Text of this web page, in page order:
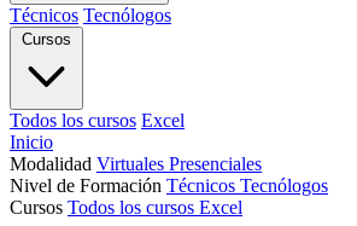
Técnicos Tecnólogos
Todos los cursos Excel
Inicio
Modalidad Virtuales Presenciales
Nivel de Formación Técnicos Tecnólogos
Cursos Todos los cursos Excel